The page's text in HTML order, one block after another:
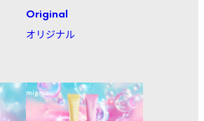
Original
オリジナル